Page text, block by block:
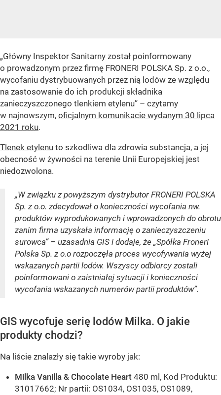
„Główny Inspektor Sanitarny został poinformowany
o prowadzonym przez firmę FRONERI POLSKA Sp. z o.o.,
wycofaniu dystrybuowanych przez nią lodów ze względu
na zastosowanie do ich produkcji składnika
zanieczyszczonego tlenkiem etylenu” – czytamy
w najnowszym, oficjalnym komunikacie wydanym 30 lipca
2021 roku.
Tlenek etylenu to szkodliwa dla zdrowia substancja, a jej
obecność w żywności na terenie Unii Europejskiej jest
niedozwolona.
„W związku z powyższym dystrybutor FRONERI POLSKA
Sp. z o.o. zdecydował o konieczności wycofania nw.
produktów wyprodukowanych i wprowadzonych do obrotu
zanim firma uzyskała informację o zanieczyszczeniu
surowca” – uzasadnia GIS i dodaje, że „Spółka Froneri
Polska Sp. z o.o rozpoczęła proces wycofywania wyżej
wskazanych partii lodów. Wszyscy odbiorcy zostali
poinformowani o zaistniałej sytuacji i konieczności
wycofania wskazanych numerów partii produktów”.
GIS wycofuje serię lodów Milka. O jakie
produkty chodzi?
Na liście znalazły się takie wyroby jak:
Milka Vanilla & Chocolate Heart 480 ml, Kod Produktu:
31017662; Nr partii: OS1034, OS1035, OS1089,